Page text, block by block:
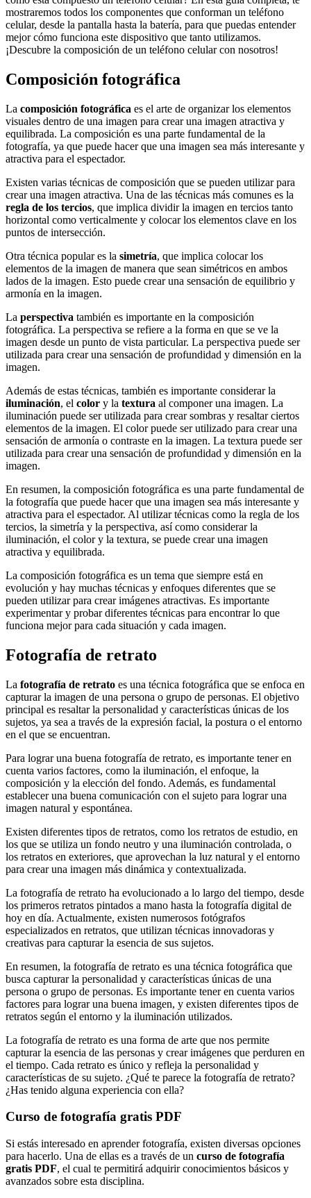
mostraremos todos los componentes que conforman un teléfono
celular, desde la pantalla hasta la batería, para que puedas entender
mejor cómo funciona este dispositivo que tanto utilizamos.
¡Descubre la composición de un teléfono celular con nosotros!
Composición fotográfica
La composición fotográfica es el arte de organizar los elementos
visuales dentro de una imagen para crear una imagen atractiva y
equilibrada. La composición es una parte fundamental de la
fotografía, ya que puede hacer que una imagen sea más interesante y
atractiva para el espectador.
Existen varias técnicas de composición que se pueden utilizar para
crear una imagen atractiva. Una de las técnicas más comunes es la
regla de los tercios, que implica dividir la imagen en tercios tanto
horizontal como verticalmente y colocar los elementos clave en los
puntos de intersección.
Otra técnica popular es la simetría, que implica colocar los
elementos de la imagen de manera que sean simétricos en ambos
lados de la imagen. Esto puede crear una sensación de equilibrio y
armonía en la imagen.
La perspectiva también es importante en la composición
fotográfica. La perspectiva se refiere a la forma en que se ve la
imagen desde un punto de vista particular. La perspectiva puede ser
utilizada para crear una sensación de profundidad y dimensión en la
imagen.
Además de estas técnicas, también es importante considerar la
iluminación, el color y la textura al componer una imagen. La
iluminación puede ser utilizada para crear sombras y resaltar ciertos
elementos de la imagen. El color puede ser utilizado para crear una
sensación de armonía o contraste en la imagen. La textura puede ser
utilizada para crear una sensación de profundidad y dimensión en la
imagen.
En resumen, la composición fotográfica es una parte fundamental de
la fotografía que puede hacer que una imagen sea más interesante y
atractiva para el espectador. Al utilizar técnicas como la regla de los
tercios, la simetría y la perspectiva, así como considerar la
iluminación, el color y la textura, se puede crear una imagen
atractiva y equilibrada.
La composición fotográfica es un tema que siempre está en
evolución y hay muchas técnicas y enfoques diferentes que se
pueden utilizar para crear imágenes atractivas. Es importante
experimentar y probar diferentes técnicas para encontrar lo que
funciona mejor para cada situación y cada imagen.
Fotografía de retrato
La fotografía de retrato es una técnica fotográfica que se enfoca en
capturar la imagen de una persona o grupo de personas. El objetivo
principal es resaltar la personalidad y características únicas de los
sujetos, ya sea a través de la expresión facial, la postura o el entorno
en el que se encuentran.
Para lograr una buena fotografía de retrato, es importante tener en
cuenta varios factores, como la iluminación, el enfoque, la
composición y la elección del fondo. Además, es fundamental
establecer una buena comunicación con el sujeto para lograr una
imagen natural y espontánea.
Existen diferentes tipos de retratos, como los retratos de estudio, en
los que se utiliza un fondo neutro y una iluminación controlada, o
los retratos en exteriores, que aprovechan la luz natural y el entorno
para crear una imagen más dinámica y contextualizada.
La fotografía de retrato ha evolucionado a lo largo del tiempo, desde
los primeros retratos pintados a mano hasta la fotografía digital de
hoy en día. Actualmente, existen numerosos fotógrafos
especializados en retratos, que utilizan técnicas innovadoras y
creativas para capturar la esencia de sus sujetos.
En resumen, la fotografía de retrato es una técnica fotográfica que
busca capturar la personalidad y características únicas de una
persona o grupo de personas. Es importante tener en cuenta varios
factores para lograr una buena imagen, y existen diferentes tipos de
retratos según el entorno y la iluminación utilizados.
La fotografía de retrato es una forma de arte que nos permite
capturar la esencia de las personas y crear imágenes que perduren en
el tiempo. Cada retrato es único y refleja la personalidad y
características de su sujeto. ¿Qué te parece la fotografía de retrato?
¿Has tenido alguna experiencia con ella?
Curso de fotografía gratis PDF
Si estás interesado en aprender fotografía, existen diversas opciones
para hacerlo. Una de ellas es a través de un curso de fotografía
gratis PDF, el cual te permitirá adquirir conocimientos básicos y
avanzados sobre esta disciplina.